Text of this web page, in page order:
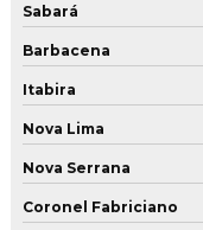
Serviço de restauração
Serviço de restauração
Serviço de restauração
Serviço de restauração
Serviço de
Sabará
Barbacena
Itabira
Nova Lima
Nova Serrana
Coronel Fabriciano